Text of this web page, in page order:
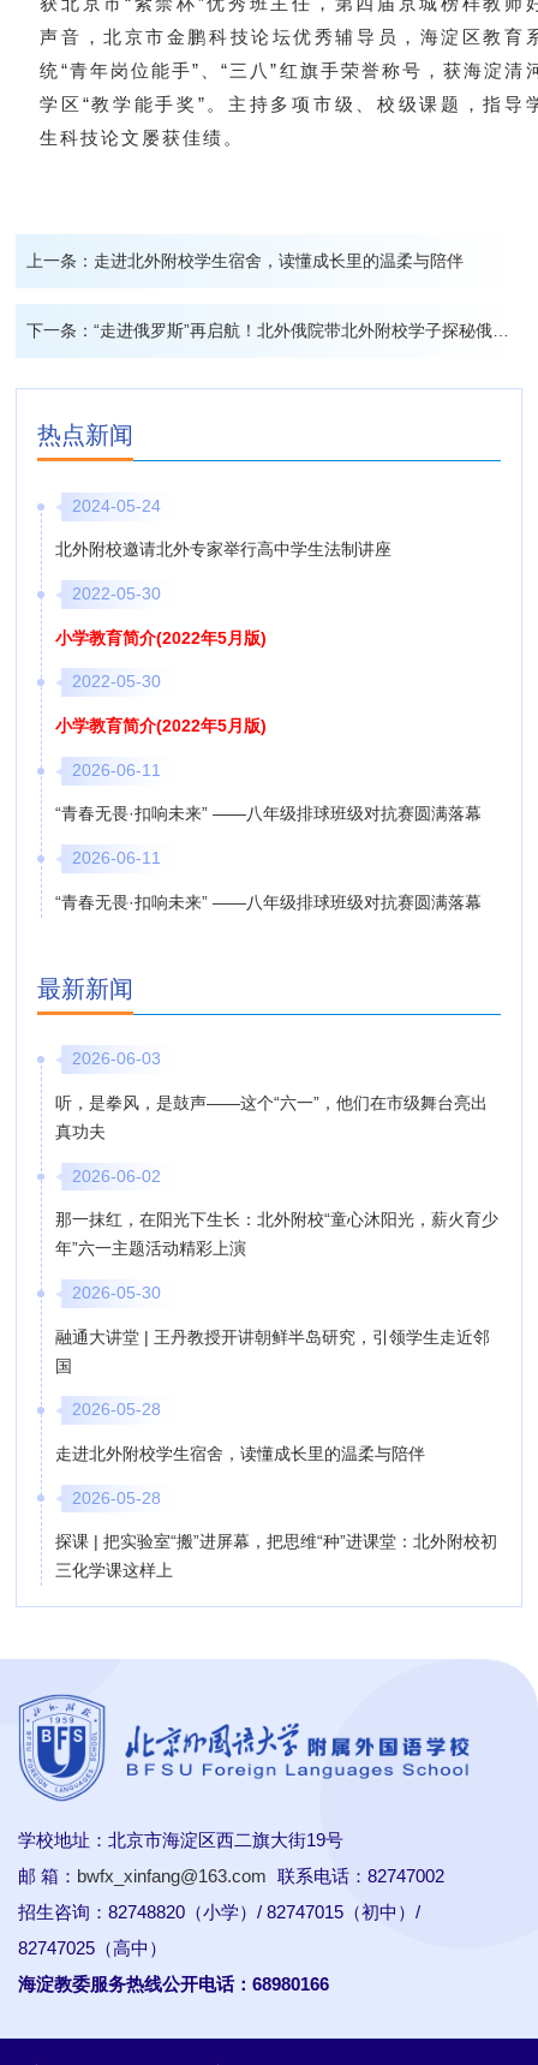
声音，北京市金鹏科技论坛优秀辅导员，海淀区教育
统“青年岗位能手”、“三八”红旗手荣誉称号，获海淀清
学区“教学能手奖”。主持多项市级、校级课题，指导
生科技论文屡获佳绩。
上一条： 走进北外附校学生宿舍，读懂成长里的温柔与陪伴
下一条： “走进俄罗斯”再启航！北外俄院带北外附校学子探秘俄罗斯文化
热点新闻
2024-05-24
北外附校邀请北外专家举行高中学生法制讲座
2022-05-30
小学教育简介(2022年5月版)
2022-05-30
小学教育简介(2022年5月版)
2026-06-11
“青春无畏·扣响未来” ——八年级排球班级对抗赛圆满落幕
2026-06-11
“青春无畏·扣响未来” ——八年级排球班级对抗赛圆满落幕
最新新闻
2026-06-03
听，是拳风，是鼓声——这个“六一”，他们在市级舞台亮出
真功夫
2026-06-02
那一抹红，在阳光下生长：北外附校“童心沐阳光，薪火育少
年”六一主题活动精彩上演
2026-05-30
融通大讲堂 | 王丹教授开讲朝鲜半岛研究，引领学生走近邻
国
2026-05-28
走进北外附校学生宿舍，读懂成长里的温柔与陪伴
2026-05-28
探课 | 把实验室“搬”进屏幕，把思维“种”进课堂：北外附校初
三化学课这样上
学校地址：北京市海淀区西二旗大街19号
邮 箱： bwfx_xinfang@163.com 联系电话：82747002
招生咨询：82748820（小学）/ 82747015（初中）/
82747025（高中）
海淀教委服务热线公开电话：68980166